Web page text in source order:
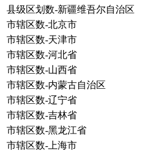
县级区划数-新疆维吾尔自治区
市辖区数-北京市
市辖区数-天津市
市辖区数-河北省
市辖区数-山西省
市辖区数-内蒙古自治区
市辖区数-辽宁省
市辖区数-吉林省
市辖区数-黑龙江省
市辖区数-上海市